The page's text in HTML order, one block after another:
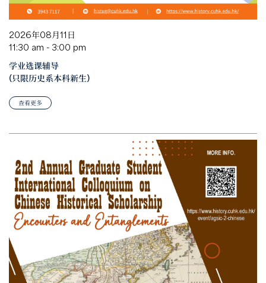
2026年08月11日
11:30 am - 3:00 pm
学业选课辅导
(只限历史系本科新生)
查看更多